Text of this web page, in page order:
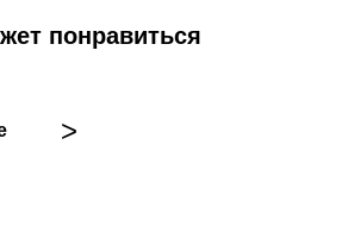
понравиться